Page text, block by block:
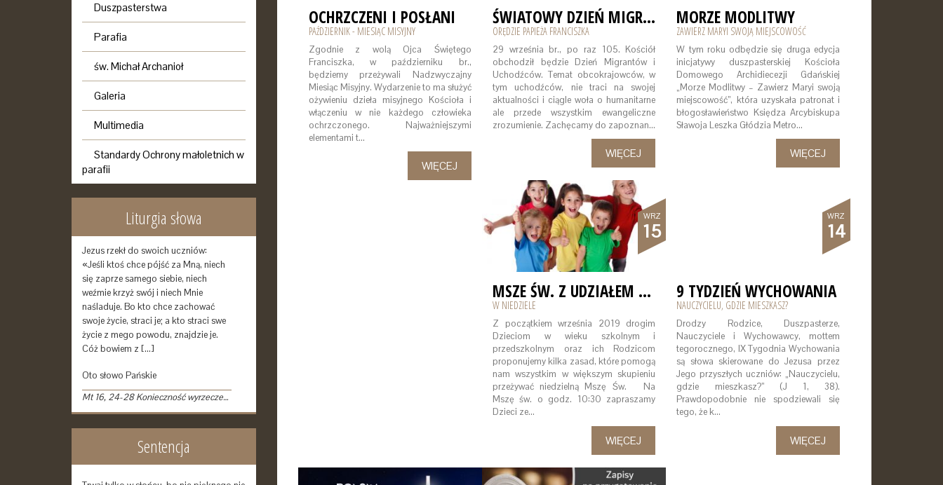
Duszpasterstwa
Parafia
św. Michał Archanioł
Galeria
Multimedia
Standardy Ochrony małoletnich w
parafii
Liturgia słowa
Jezus rzekł do swoich uczniów:
«Jeśli ktoś chce pójść za Mną, niech
się zaprze samego siebie, niech
weźmie krzyż swój i niech Mnie
naśladuje. Bo kto chce zachować
swoje życie, straci je; a kto straci swe
życie z mego powodu, znajdzie je.
Cóż bowiem z […]
Oto słowo Pańskie
Mt 16, 24-28 Konieczność wyrzeczenia
Sentencja
OCHRZCZENI I POSŁANI
PAŹDZIERNIK - MIESIĄC MISYJNY
Zgodnie z wolą Ojca Świętego
Franciszka, w październiku br.,
będziemy przeżywali Nadzwyczajny
Miesiąc Misyjny. Wydarzenie to ma służyć
ożywieniu dzieła misyjnego Kościoła i
włączeniu w nie każdego człowieka
ochrzczonego. Najważniejszymi
elementami t…
WIĘCEJ
ŚWIATOWY DZIEŃ MIGRANTA I UCHODŹCY
ORĘDZIE PAPIEŻA FRANCISZKA
29 września br., po raz 105. Kościół
obchodził będzie Dzień Migrantów i
Uchodźców. Temat obcokrajowców, w
tym uchodźców, nie traci na swojej
aktualności i ciągle woła o humanitarne
ale przede wszystkim ewangeliczne
zrozumienie. Zachęcamy do zapoznan…
WIĘCEJ
MORZE MODLITWY
ZAWIERZ MARYI SWOJĄ MIEJSCOWOŚĆ
W tym roku odbędzie się druga edycja
inicjatywy duszpasterskiej Kościoła
Domowego Archidiecezji Gdańskiej
„Morze Modlitwy – Zawierz Maryi swoją
miejscowość”, która uzyskała patronat i
błogosławieństwo Księdza Arcybiskupa
Sławoja Leszka Głódzia Metro…
WIĘCEJ
WRZ
15
MSZE ŚW. Z UDZIAŁEM DZIECI
W NIEDZIELE
Z początkiem września 2019 drogim
Dzieciom w wieku szkolnym i
przedszkolnym oraz ich Rodzicom
proponujemy kilka zasad, które pomogą
nam wszystkim w większym skupieniu
przeżywać niedzielną Mszę Św. Na
Mszę św. o godz. 10:30 zapraszamy
Dzieci ze…
WIĘCEJ
WRZ
14
9 TYDZIEŃ WYCHOWANIA
NAUCZYCIELU, GDZIE MIESZKASZ?
Drodzy Rodzice, Duszpasterze,
Nauczyciele i Wychowawcy, mottem
tegorocznego, IX Tygodnia Wychowania
są słowa skierowane do Jezusa przez
Jego przyszłych uczniów: „Nauczycielu,
gdzie mieszkasz?” (J 1, 38).
Prawdopodobnie nie spodziewali się
tego, że k…
WIĘCEJ